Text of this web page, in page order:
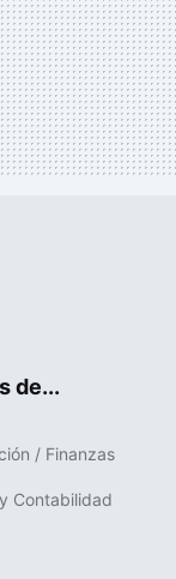
de...
/ Finanzas
Contabilidad